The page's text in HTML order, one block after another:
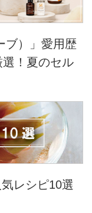
ブ）」愛用歴
！夏のセル
レシピ10選